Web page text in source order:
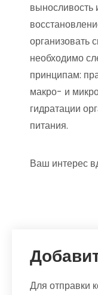
выносливость
организовать
необходимо
принципам:
макро- и
гидратации
питания.
Ваш интерес
Для отправки